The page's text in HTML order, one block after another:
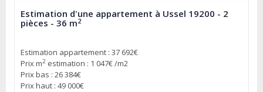
Estimation d'une appartement à Ussel 19200 - 2
pièces - 36 m2
Estimation appartement : 37 692€
Prix m2 estimation : 1 047€ /m2
Prix bas : 26 384€
Prix haut : 49 000€